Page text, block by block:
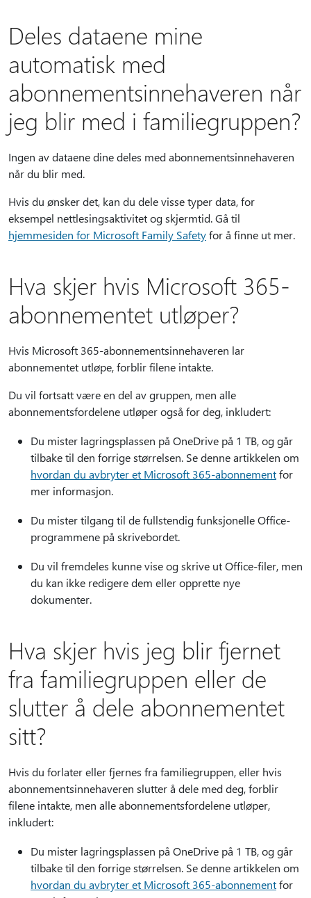
Deles dataene mine
automatisk med
abonnementsinnehaveren når
jeg blir med i familiegruppen?
Ingen av dataene dine deles med abonnementsinnehaveren
når du blir med.
Hvis du ønsker det, kan du dele visse typer data, for
eksempel nettlesingsaktivitet og skjermtid. Gå til
hjemmesiden for Microsoft Family Safetyfor å finne ut mer.
Hva skjer hvis Microsoft 365-
abonnementet utløper?
Hvis Microsoft 365-abonnementsinnehaveren lar
abonnementet utløpe, forblir filene intakte.
Du vil fortsatt være en del av gruppen, men alle
abonnementsfordelene utløper også for deg, inkludert:
Du mister lagringsplassen på OneDrive på 1 TB, og går
tilbake til den forrige størrelsen. Se denne artikkelen om
hvordan du avbryter et Microsoft 365-abonnementfor
mer informasjon.
Du mister tilgang til de fullstendig funksjonelle Office-
programmene på skrivebordet.
Du vil fremdeles kunne vise og skrive ut Office-filer, men
du kan ikke redigere dem eller opprette nye
dokumenter.
Hva skjer hvis jeg blir fjernet
fra familiegruppen eller de
slutter å dele abonnementet
sitt?
Hvis du forlater eller fjernes fra familiegruppen, eller hvis
abonnementsinnehaveren slutter å dele med deg, forblir
filene intakte, men alle abonnementsfordelene utløper,
inkludert:
Du mister lagringsplassen på OneDrive på 1 TB, og går
tilbake til den forrige størrelsen. Se denne artikkelen om
hvordan du avbryter et Microsoft 365-abonnementfor